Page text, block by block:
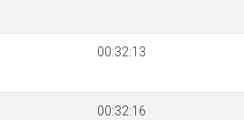
00:32:13
00:32:16